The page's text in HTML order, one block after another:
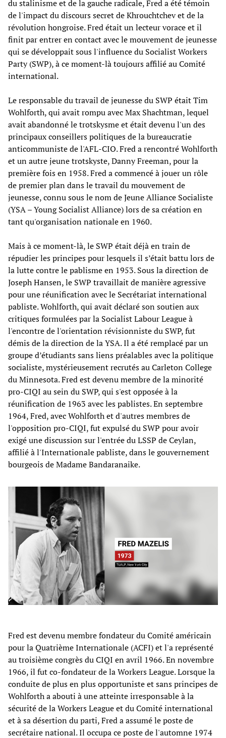
du stalinisme et de la gauche radicale, Fred a été témoin
de l'impact du discours secret de Khrouchtchev et de la
révolution hongroise. Fred était un lecteur vorace et il
finit par entrer en contact avec le mouvement de jeunesse
qui se développait sous l'influence du Socialist Workers
Party (SWP), à ce moment-là toujours affilié au Comité
international.
Le responsable du travail de jeunesse du SWP était Tim
Wohlforth, qui avait rompu avec Max Shachtman, lequel
avait abandonné le trotskysme et était devenu l'un des
principaux conseillers politiques de la bureaucratie
anticommuniste de l'AFL-CIO. Fred a rencontré Wohlforth
et un autre jeune trotskyste, Danny Freeman, pour la
première fois en 1958. Fred a commencé à jouer un rôle
de premier plan dans le travail du mouvement de
jeunesse, connu sous le nom de Jeune Alliance Socialiste
(YSA – Young Socialist Alliance) lors de sa création en
tant qu'organisation nationale en 1960.
Mais à ce moment-là, le SWP était déjà en train de
répudier les principes pour lesquels il s’était battu lors de
la lutte contre le pablisme en 1953. Sous la direction de
Joseph Hansen, le SWP travaillait de manière agressive
pour une réunification avec le Secrétariat international
pabliste. Wohlforth, qui avait déclaré son soutien aux
critiques formulées par la Socialist Labour League à
l'encontre de l'orientation révisionniste du SWP, fut
démis de la direction de la YSA. Il a été remplacé par un
groupe d’étudiants sans liens préalables avec la politique
socialiste, mystérieusement recrutés au Carleton College
du Minnesota. Fred est devenu membre de la minorité
pro-CIQI au sein du SWP, qui s'est opposée à la
réunification de 1963 avec les pablistes. En septembre
1964, Fred, avec Wohlforth et d'autres membres de
l'opposition pro-CIQI, fut expulsé du SWP pour avoir
exigé une discussion sur l'entrée du LSSP de Ceylan,
affilié à l'Internationale pabliste, dans le gouvernement
bourgeois de Madame Bandaranaike.
Fred est devenu membre fondateur du Comité américain
pour la Quatrième Internationale (ACFI) et l'a représenté
au troisième congrès du CIQI en avril 1966. En novembre
1966, il fut co-fondateur de la Workers League. Lorsque la
conduite de plus en plus opportuniste et sans principes de
Wohlforth a abouti à une atteinte irresponsable à la
sécurité de la Workers League et du Comité international
et à sa désertion du parti, Fred a assumé le poste de
secrétaire national. Il occupa ce poste de l'automne 1974